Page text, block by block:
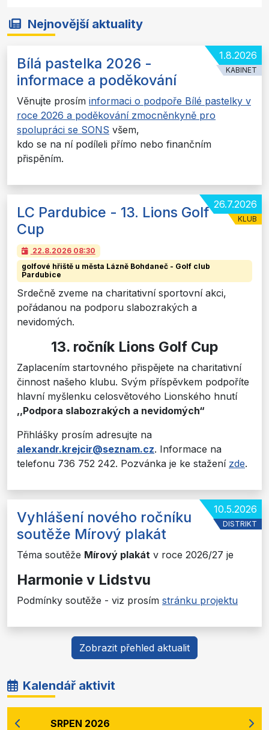
Nejnovější aktuality
1.8.2026
KABINET
Bílá pastelka 2026 -
informace a poděkování
Věnujte prosím informaci o podpoře Bílé pastelky v
roce 2026 a poděkování zmocněnkyně pro
spolupráci se SONS všem,
kdo se na ní podíleli přímo nebo finančním
přispěním.
26.7.2026
KLUB
LC Pardubice - 13. Lions Golf
Cup
22.8.2026 08:30
golfové hřiště u města Lázně Bohdaneč - Golf club
Pardubice
Srdečně zveme na charitativní sportovní akci,
pořádanou na podporu slabozrakých a
nevidomých.
13. ročník Lions Golf Cup
Zaplacením startovného přispějete na charitativní
činnost našeho klubu. Svým příspěvkem podpoříte
hlavní myšlenku celosvětového Lionského hnutí
,,Podpora slabozrakých a nevidomých“
Přihlášky prosím adresujte na
alexandr.krejcir@seznam.cz. Informace na
telefonu 736 752 242. Pozvánka je ke stažení zde.
10.5.2026
DISTRIKT
Vyhlášení nového ročníku
soutěže Mírový plakát
Téma soutěže Mírový plakát v roce 2026/27 je
Harmonie v Lidstvu
Podmínky soutěže - viz prosím stránku projektu
Zobrazit přehled aktualit
Kalendář aktivit
SRPEN 2026